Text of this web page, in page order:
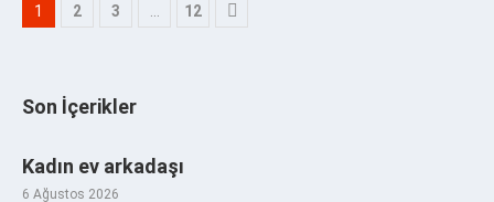
1 2 3 12
Son İçerikler
Kadın ev arkadaşı
6 Ağustos 2026